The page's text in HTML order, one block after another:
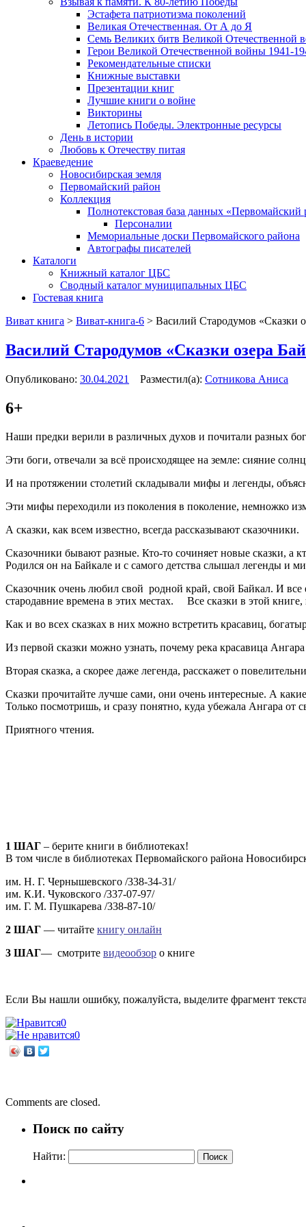
Эcтафета патриотизма поколений
Великая Отечественная. От А до Я
Семь Великих битв Великой Отечественной
Герои Великой Отечественной войны 1941-
Рекомендательные списки
Книжные выставки
Презентации книг
Лучшие книги о войне
Викторины
Летопись Победы. Электронные ресурсы
День в истории
Любовь к Отечеству питая
Краеведение
Новосибирская земля
Первомайский район
Коллекция
Полнотекстовая база данных «Первомайский
Персоналии
Мемориальные доски Первомайского района
Автографы писателей
Каталоги
Книжный каталог ЦБС
Сводный каталог муниципальных ЦБС
Гостевая книга
Виват книга > Виват-книга-6 > Василий Стародумов «Сказки
Василий Стародумов «Сказки озера
Опубликовано: 30.04.2021 Разместил(а): Сотникова Аниса
6+
Наши предки верили в различных духов и почитали разных
Эти боги, отвечали за всё происходящее на земле: сияние
И на протяжении столетий складывали мифы и легенды,
Эти мифы переходили из поколения в поколение, немножко
А сказки, как всем известно, всегда рассказывают сказочники.
Сказочники бывают разные. Кто-то сочиняет новые сказки, а
Родился он на Байкале и с самого детства слышал легенды и
Сказочник очень любил свой родной край, свой Байкал. И все
стародавние времена в этих местах. Все сказки в этой
Как и во всех сказках в них можно встретить красавиц,
Из первой сказки можно узнать, почему река красавица
Вторая сказка, а скорее даже легенда, расскажет о
Сказки прочитайте лучше сами, они очень интересные. А
Только посмотришь, и сразу понятно, куда убежала Ангара от
Приятного чтения.
1 ШАГ – берите книги в библиотеках!
В том числе в библиотеках Первомайского района
им. Н. Г. Чернышевского /338-34-31/
им. К.И. Чуковского /337-07-97/
им. Г. М. Пушкарева /338-87-10/
2 ШАГ — читайте книгу онлайн
3 ШАГ— смотрите видеообзор о книге
Если Вы нашли ошибку, пожалуйста, выделите фрагмент
0
0
Comments are closed.
Поиск по сайту
Найти: